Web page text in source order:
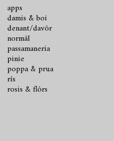
apps
damis & boi
denant/davôr
normâl
passamaneria
pinie
poppa & prua
rîs
rosis & flôrs